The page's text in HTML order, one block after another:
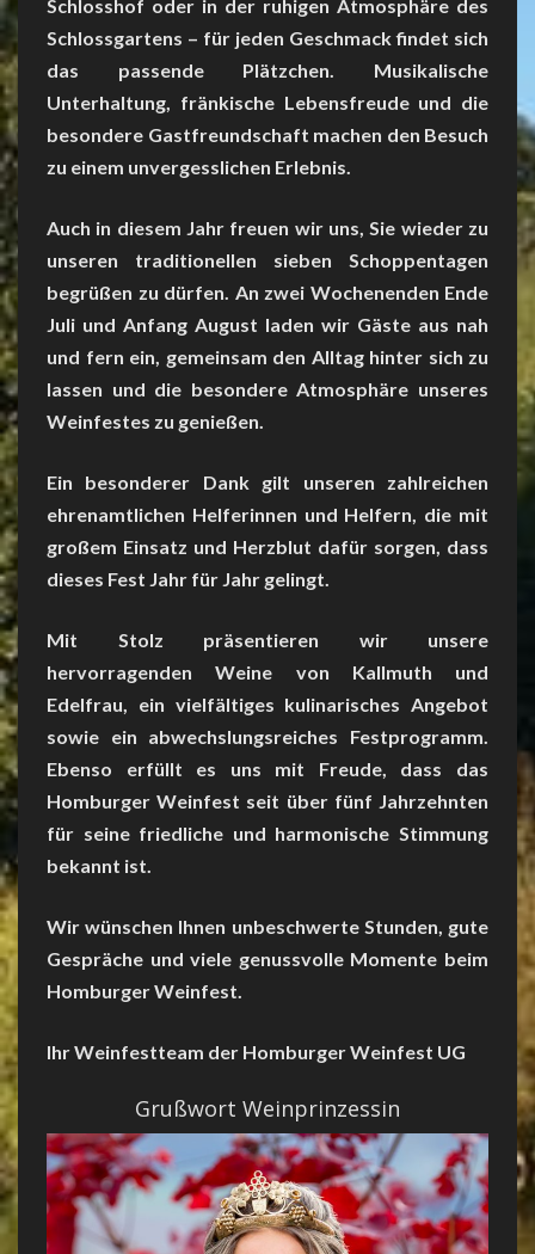
Schlosshof oder in der ruhigen Atmosphäre des
Schlossgartens – für jeden Geschmack findet sich
das passende Plätzchen. Musikalische
Unterhaltung, fränkische Lebensfreude und die
besondere Gastfreundschaft machen den Besuch
zu einem unvergesslichen Erlebnis.
Auch in diesem Jahr freuen wir uns, Sie wieder zu
unseren traditionellen sieben Schoppentagen
begrüßen zu dürfen. An zwei Wochenenden Ende
Juli und Anfang August laden wir Gäste aus nah
und fern ein, gemeinsam den Alltag hinter sich zu
lassen und die besondere Atmosphäre unseres
Weinfestes zu genießen.
Ein besonderer Dank gilt unseren zahlreichen
ehrenamtlichen Helferinnen und Helfern, die mit
großem Einsatz und Herzblut dafür sorgen, dass
dieses Fest Jahr für Jahr gelingt.
Mit Stolz präsentieren wir unsere
hervorragenden Weine von Kallmuth und
Edelfrau, ein vielfältiges kulinarisches Angebot
sowie ein abwechslungsreiches Festprogramm.
Ebenso erfüllt es uns mit Freude, dass das
Homburger Weinfest seit über fünf Jahrzehnten
für seine friedliche und harmonische Stimmung
bekannt ist.
Wir wünschen Ihnen unbeschwerte Stunden, gute
Gespräche und viele genussvolle Momente beim
Homburger Weinfest.
Ihr Weinfestteam der Homburger Weinfest UG
Grußwort Weinprinzessin